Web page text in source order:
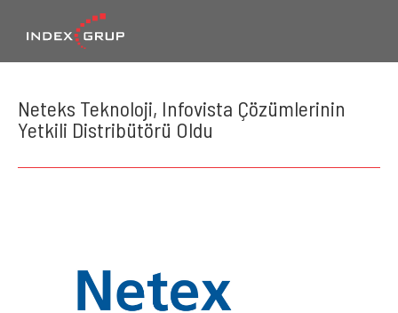
Neteks Teknoloji, Infovista Çözümlerinin
Yetkili Distribütörü Oldu